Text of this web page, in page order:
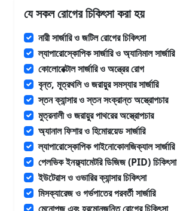
যে সকল রোগের চিকিৎসা করা হয়
নারী সার্জারি ও জটিল রোগের চিকিৎসা
ল্যাপারোস্কোপিক সার্জারি ও অ্যানিমাল সার্জারি
কোলোরেক্টাল সার্জারি ও অন্ত্রের রোগ
বৃন্ত, মূত্রথলি ও জরায়ুর সমস্যার সার্জারি
স্তন ক্যান্সার ও স্তন সংক্রান্ত অস্ত্রোপচার
মুত্রনালী ও জরায়ুর পাথরের অস্ত্রোপচার
অ্যানাল ফিশার ও হিমোরয়েড সার্জারি
ল্যাপারোস্কোপিক গাইনোকোলজিক্যাল সার্জারি
পেলভিক ইনফ্ল্যামেটরি ডিজিজ (PID) চিকিৎসা
ইউটেরাস ও ওভারির ক্যান্সার চিকিৎসা
মিসক্যারেজ ও গর্ভপাতের পরবর্তী সার্জারি